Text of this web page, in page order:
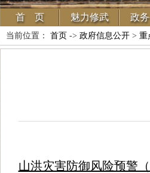
首 页 魅力修武 政
当前位置： 首页 -> 政府信息公开> 重
山洪灾害防御风险预警